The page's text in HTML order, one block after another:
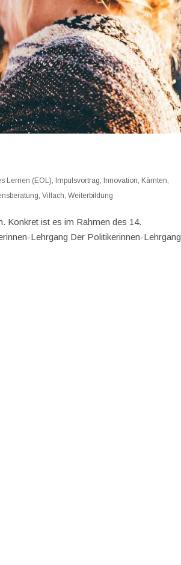
Lernen (EOL), Impulsvortrag, Innovation, Kärnten,
,Villach,Weiterbildung
Konkret ist es im Rahmen des 14.
Lehrgang Der Politikerinnen-Lehrgang